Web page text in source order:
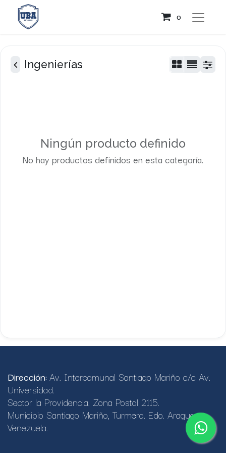
0
Ingenierías
Ningún producto definido
No hay productos definidos en esta categoría.
Dirección: Av. Intercomunal Santiago Mariño c/c Av.
Universidad.
Sector la Providencia. Zona Postal 2115.
Municipio Santiago Mariño, Turmero. Edo. Aragua.
Venezuela.